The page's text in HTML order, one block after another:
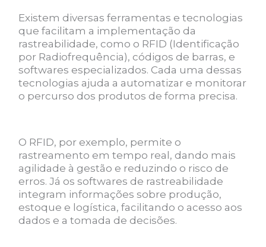
Existem diversas ferramentas e tecnologias
que facilitam a implementação da
rastreabilidade, como o RFID (Identificação
por Radiofrequência), códigos de barras, e
softwares especializados. Cada uma dessas
tecnologias ajuda a automatizar e monitorar
o percurso dos produtos de forma precisa.
O RFID, por exemplo, permite o
rastreamento em tempo real, dando mais
agilidade à gestão e reduzindo o risco de
erros. Já os softwares de rastreabilidade
integram informações sobre produção,
estoque e logística, facilitando o acesso aos
dados e a tomada de decisões.